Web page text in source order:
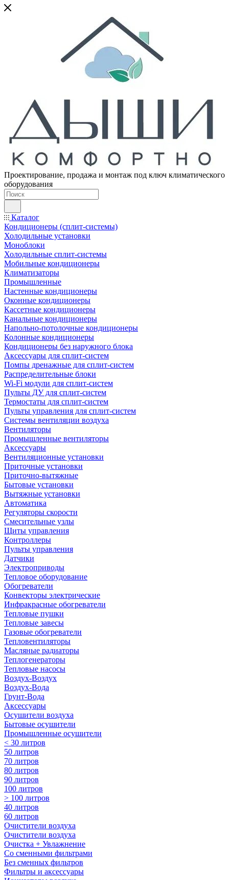
Проектирование, продажа и монтаж под ключ климатического
оборудования
Каталог
Кондиционеры (сплит-системы)
Холодильные установки
Моноблоки
Холодильные сплит-системы
Мобильные кондиционеры
Климатизаторы
Промышленные
Настенные кондиционеры
Оконные кондиционеры
Кассетные кондиционеры
Канальные кондиционеры
Напольно-потолочные кондиционеры
Колонные кондиционеры
Кондиционеры без наружного блока
Аксессуары для сплит-систем
Помпы дренажные для сплит-систем
Распределительные блоки
Wi-Fi модули для сплит-систем
Пульты ДУ для сплит-систем
Термостаты для сплит-систем
Пульты управления для сплит-систем
Системы вентиляции воздуха
Вентиляторы
Промышленные вентиляторы
Аксессуары
Вентиляционные установки
Приточные установки
Приточно-вытяжные
Бытовые установки
Вытяжные установки
Автоматика
Регуляторы скорости
Смесительные узлы
Щиты управления
Контроллеры
Пульты управления
Датчики
Электроприводы
Тепловое оборудование
Обогреватели
Конвекторы электрические
Инфракрасные обогреватели
Тепловые пушки
Тепловые завесы
Газовые обогреватели
Тепловентиляторы
Масляные радиаторы
Теплогенераторы
Тепловые насосы
Воздух-Воздух
Воздух-Вода
Грунт-Вода
Аксессуары
Осушители воздуха
Бытовые осушители
Промышленные осушители
< 30 литров
50 литров
70 литров
80 литров
90 литров
100 литров
> 100 литров
40 литров
60 литров
Очистители воздуха
Очистители воздуха
Очистка + Увлажнение
Cо сменными фильтрами
Без сменных фильтров
Фильтры и аксессуары